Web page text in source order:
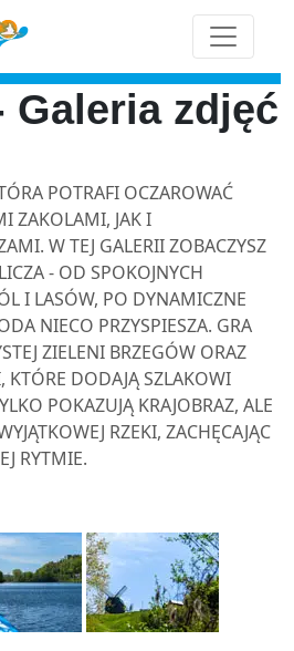
Galeria zdjęć
POTRAFI OCZAROWAĆ
ZAKOLAMI, JAK I
W TEJ GALERII ZOBACZYSZ
- OD SPOKOJNYCH
I LASÓW, PO DYNAMICZNE
NIECO PRZYSPIESZA. GRA
ZIELENI BRZEGÓW ORAZ
DODAJĄ SZLAKOWI
POKAZUJĄ KRAJOBRAZ, ALE
RZEKI, ZACHĘCAJĄC
RYTMIE.